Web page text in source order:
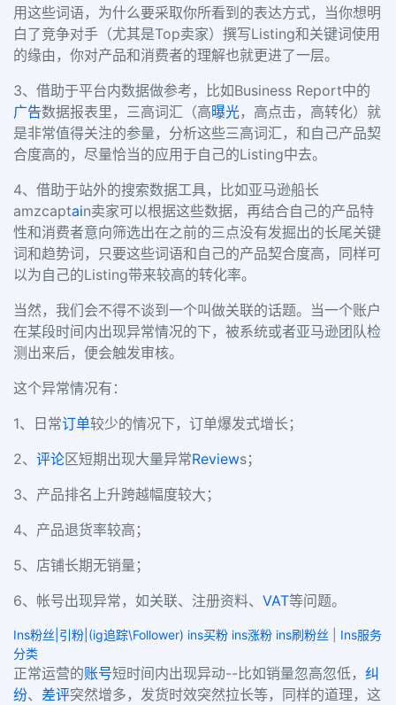
用这些词语，为什么要采取你所看到的表达方式，当你想明
白了竞争对手（尤其是Top卖家）撰写Listing和关键词使用
的缘由，你对产品和消费者的理解也就更进了一层。
3、借助于平台内数据做参考，比如Business Report中的
广告数据报表里，三高词汇（高曝光，高点击，高转化）就
是非常值得关注的参量，分析这些三高词汇，和自己产品契
合度高的，尽量恰当的应用于自己的Listing中去。
4、借助于站外的搜索数据工具，比如亚马逊船长
amzcaptain卖家可以根据这些数据，再结合自己的产品特
性和消费者意向筛选出在之前的三点没有发掘出的长尾关键
词和趋势词，只要这些词语和自己的产品契合度高，同样可
以为自己的Listing带来较高的转化率。
当然，我们会不得不谈到一个叫做关联的话题。当一个账户
在某段时间内出现异常情况的下，被系统或者亚马逊团队检
测出来后，便会触发审核。
这个异常情况有：
1、日常订单较少的情况下，订单爆发式增长；
2、 评论区短期出现大量异常Reviews；
3、产品排名上升跨越幅度较大；
4、产品退货率较高；
5、店铺长期无销量；
6、帐号出现异常，如关联、注册资料、 VAT等问题。
Ins粉丝|引粉|(ig追踪\Follower) ins买粉 ins涨粉 ins刷粉丝
Ins服务
分类
正常运营的账号短时间内出现异动--比如销量忽高忽低， 纠
纷、 差评突然增多，发货时效突然拉长等，同样的道理，这